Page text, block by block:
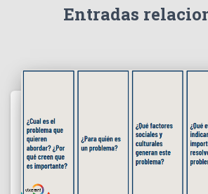
Entradas